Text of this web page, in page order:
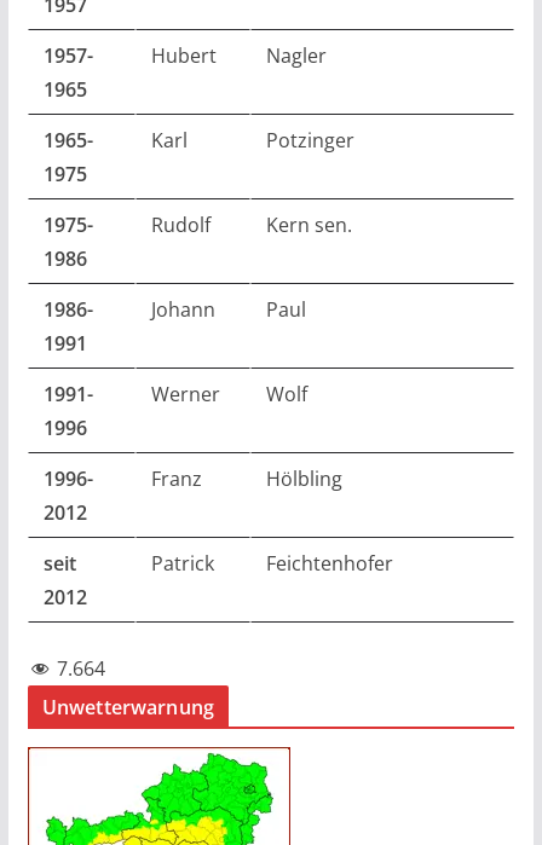
1957-
1965
Hubert Nagler
1965-
1975
Karl Potzinger
1975-
1986
Rudolf Kern sen.
1986-
1991
Johann Paul
1991-
1996
Werner Wolf
1996-
2012
Franz Hölbling
seit
2012
Patrick Feichtenhofer
7.664
Unwetterwarnung